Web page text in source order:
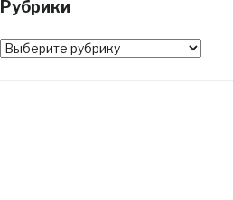
Рубрики
Рубрики